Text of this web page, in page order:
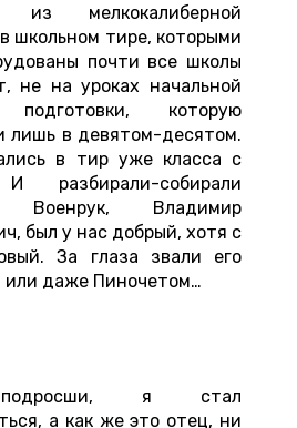
из мелкокалиберной
школьном тире, которыми
почти все школы
не на уроках начальной
подготовки, которую
лишь в девятом-десятом.
в тир уже класса с
разбирали-собирали
Военрук, Владимир
был у нас добрый, хотя с
За глаза звали его
или даже Пиночетом…
я стал
а как же это отец, ни